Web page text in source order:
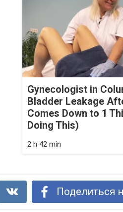
Gynecologist in
Bladder Leakage
Comes Down to 1
Doing This)
2 h 42 min
Поделиться